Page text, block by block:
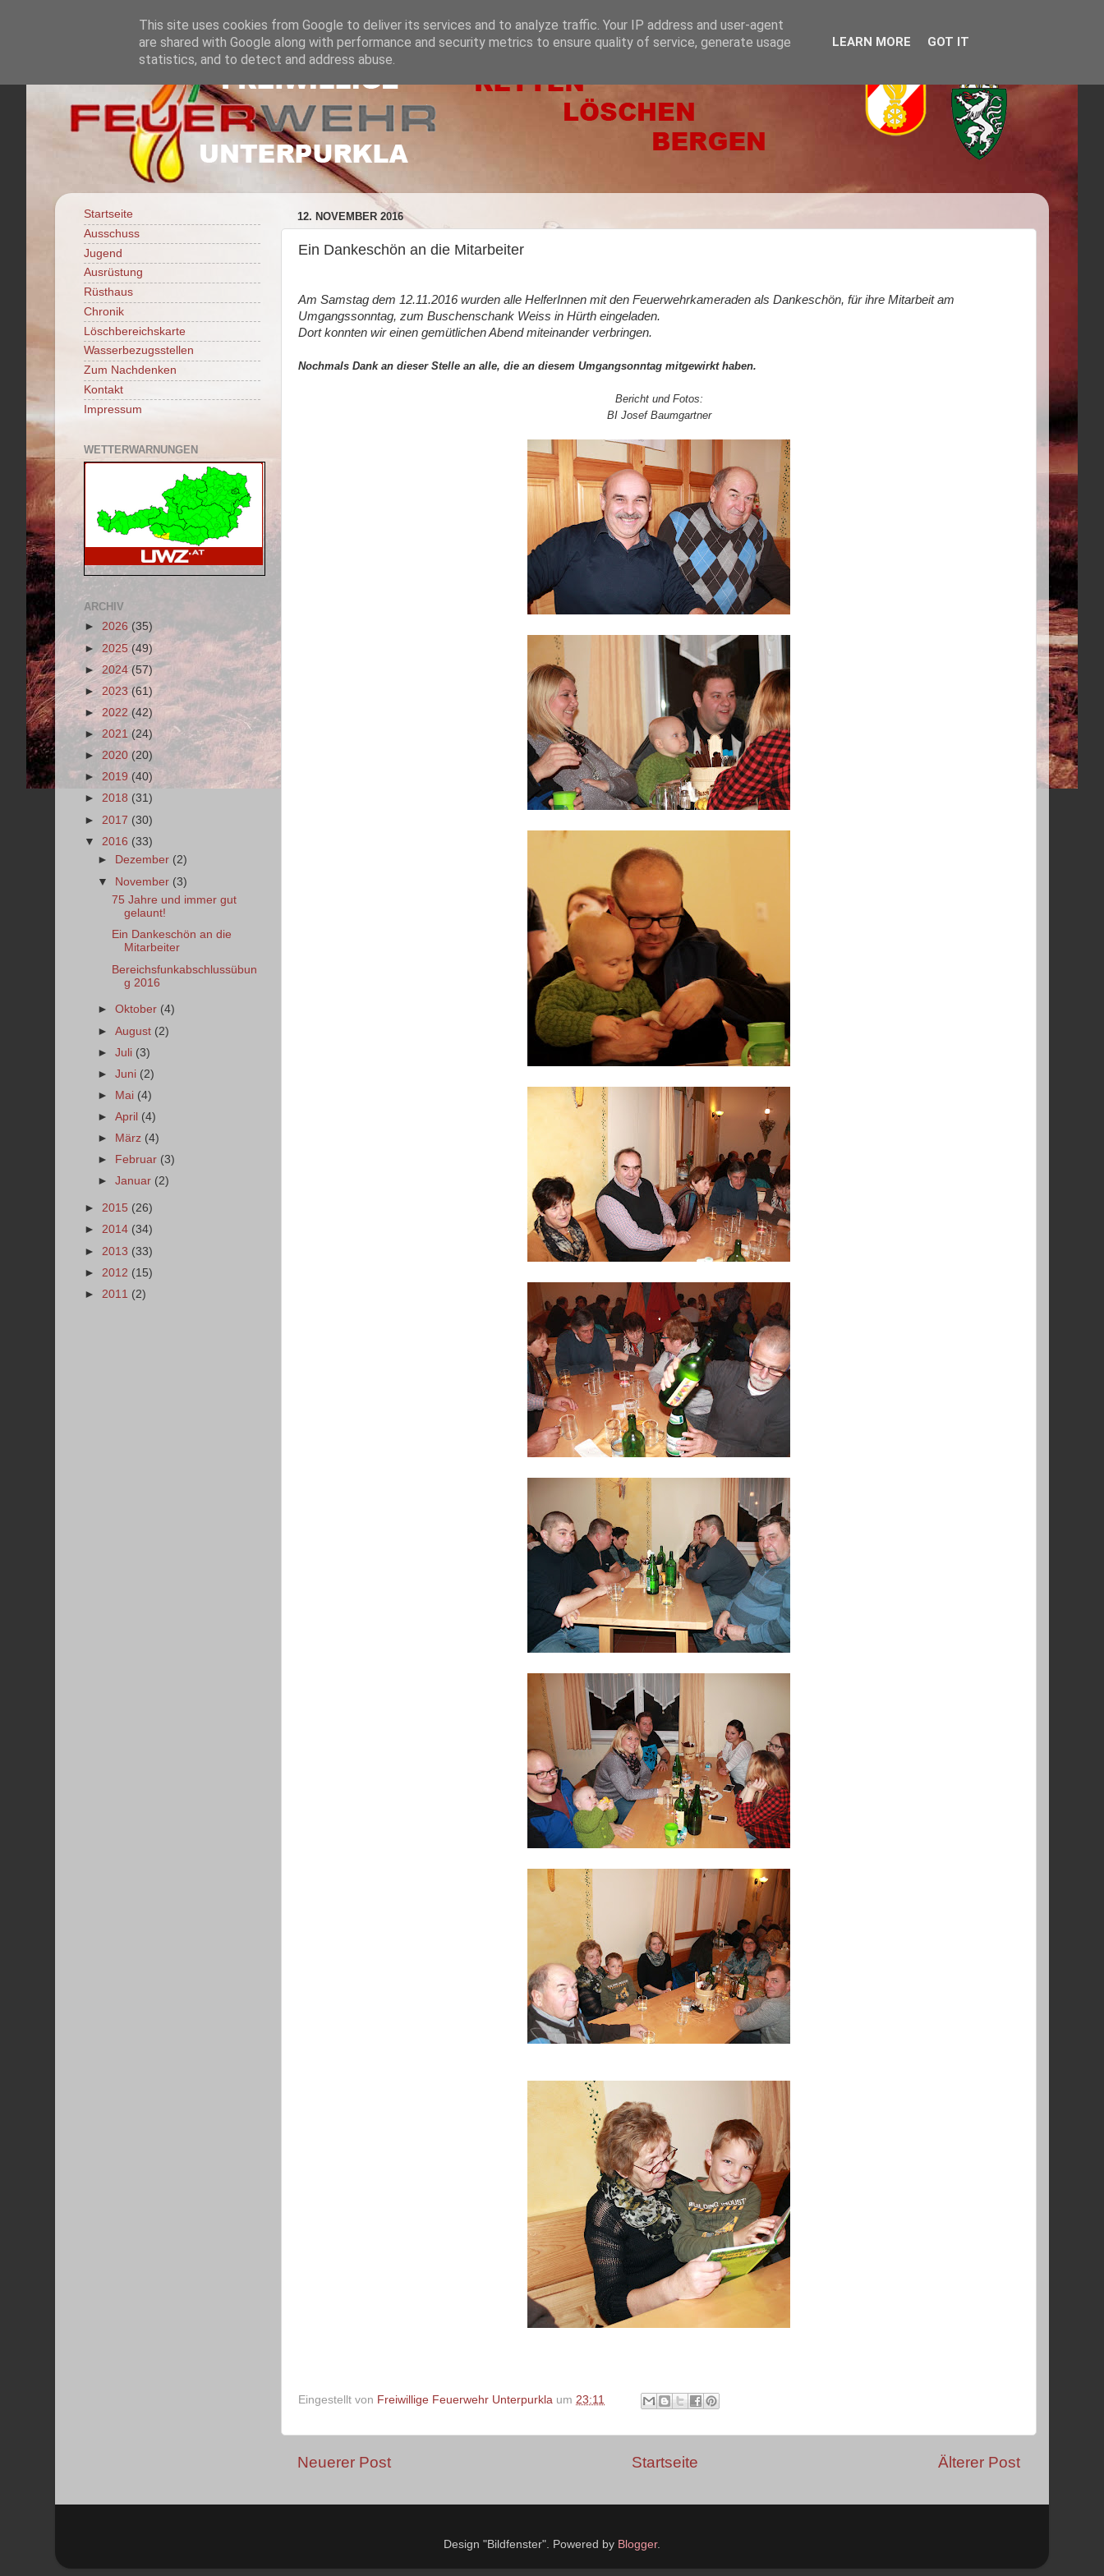
12. NOVEMBER 2016
Ein Dankeschön an die Mitarbeiter
Am Samstag dem 12.11.2016 wurden alle HelferInnen mit den Feuerwehrkameraden als Dankeschön, für ihre Mitarbeit am
Umgangssonntag, zum Buschenschank Weiss in Hürth eingeladen.
Dort konnten wir einen gemütlichen Abend miteinander verbringen.
Nochmals Dank an dieser Stelle an alle, die an diesem Umgangsonntag mitgewirkt haben.
Bericht und Fotos:
BI Josef Baumgartner
Eingestellt von Freiwillige Feuerwehr Unterpurkla um 23:11
Neuerer Post Älterer Post
Startseite
Startseite
Ausschuss
Jugend
Ausrüstung
Rüsthaus
Chronik
Löschbereichskarte
Wasserbezugsstellen
Zum Nachdenken
Kontakt
Impressum
WETTERWARNUNGEN
ARCHIV
► 2026 (35)
► 2025(49)
►2024(57)
► 2023 (61)
► 2022(42)
►2021(24)
► 2020 (20)
► 2019 (40)
► 2018 (31)
► 2017 (30)
▼ 2016 (33)
►
Dezember (2)
▼ November (3)
75 Jahre und immer gut
gelaunt!
Ein Dankeschön an die
Mitarbeiter
Bereichsfunkabschlussübun
g 2016
►Oktober (4)
►August (2)
►Juli (3)
►Juni (2)
►
Mai (4)
►April (4)
►
März (4)
►
Februar (3)
►Januar (2)
► 2015 (26)
► 2014 (34)
► 2013 (33)
► 2012 (15)
► 2011 (2)
Design "Bildfenster". Powered by Blogger.
This site uses cookies from Google to deliver its services and to analyze traffic. Your IP address and user-agent
are shared with Google along with performance and security metrics to ensure quality of service, generate usage
statistics, and to detect and address abuse.
LEARN MORE GOT IT